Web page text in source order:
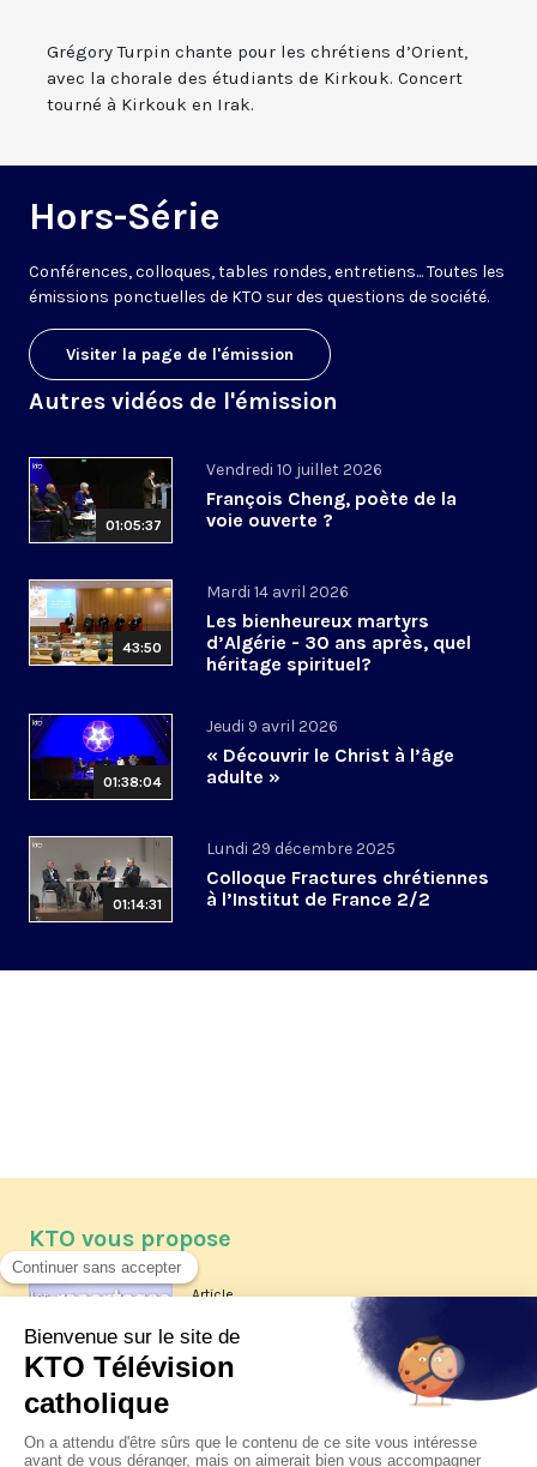
Grégory Turpin chante pour les chrétiens d’Orient,
avec la chorale des étudiants de Kirkouk. Concert
tourné à Kirkouk en Irak.
Hors-Série
Conférences, colloques, tables rondes, entretiens... Toutes les
émissions ponctuelles de KTO sur des questions de société.
Visiter la page de l'émission
Autres vidéos de l'émission
01:05:37
Vendredi 10 juillet 2026
François Cheng, poète de la
voie ouverte ?
43:50
Mardi 14 avril 2026
Les bienheureux martyrs
d’Algérie - 30 ans après, quel
héritage spirituel?
01:38:04
Jeudi 9 avril 2026
« Découvrir le Christ à l’âge
adulte »
01:14:31
Lundi 29 décembre 2025
Colloque Fractures chrétiennes
à l’Institut de France 2/2
KTO vous propose
Article
Les reportages d'été 2026 de KTO
La visite pastorale du pape Léon
XIV à Assise à suivre sur KTO le